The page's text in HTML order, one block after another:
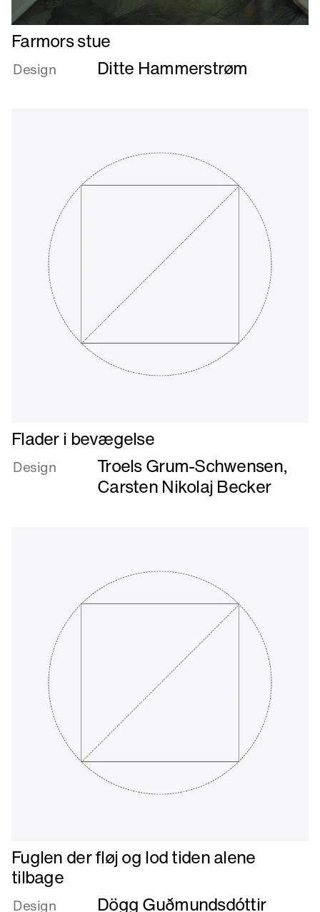
Læs
mere
om
Farmors stue
Design Ditte Hammerstrøm
Læs
mere
om
Flader i bevægelse
Design Troels Grum-Schwensen,
Carsten Nikolaj Becker
Læs
mere
om
Fuglen
Fuglen der fløj og lod tiden alene
tilbage
Design Dögg Guðmundsdóttir